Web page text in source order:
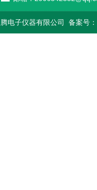
电子仪器有限公司 备案号